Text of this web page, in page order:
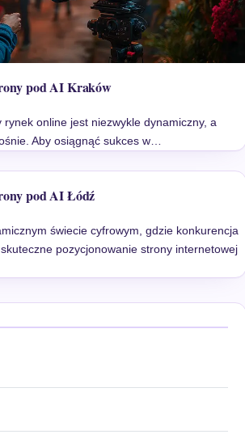
pod AI Kraków
rynek online jest niezwykle dynamiczny, a
Aby osiągnąć sukces w…
pod AI Łódź
świecie cyfrowym, gdzie konkurencja
pozycjonowanie strony internetowej